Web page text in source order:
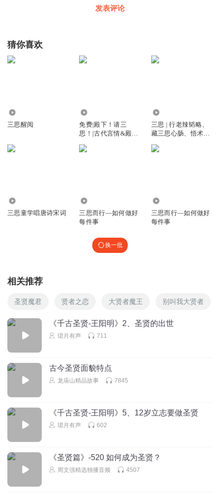
发表评论
猜你喜欢
三思醒阅
免费|殿下！请三
思！|古代言情&殿下
三思 | 行老辣韬略、
藏三思心肠、悟术道
三思童学唱唐诗宋词
三思而行—如何做好
每件事
三思而行—如何做好
每件事
换一批
相关推荐
圣贤魔君 贤者之恋 大贤者魔王 别叫我大贤者
《千古圣贤-王阳明》2、圣贤的出世
珺月有声 711
古今圣贤面貌特点
龙庙山精品故事 7845
《千古圣贤-王阳明》5、12岁立志要做圣贤
珺月有声 602
《圣贤篇》-520 如何成为圣贤？
周文强精选独播音频 4507